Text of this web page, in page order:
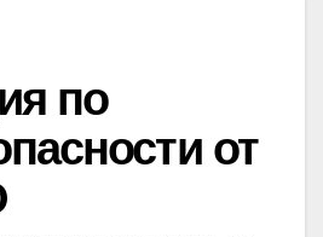
по
от